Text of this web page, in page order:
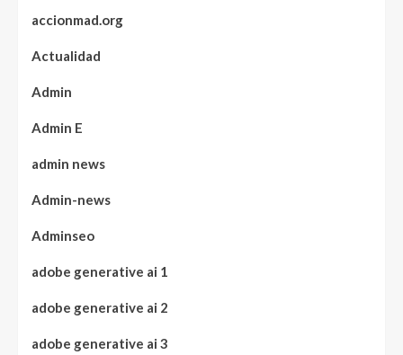
accionmad.org
Actualidad
Admin
Admin E
admin news
Admin-news
Adminseo
adobe generative ai 1
adobe generative ai 2
adobe generative ai 3